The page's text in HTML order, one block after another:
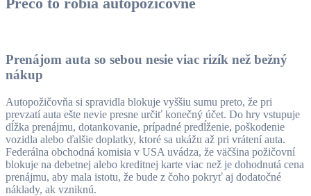
Prenájom auta so sebou nesie viac rizík než bežný
nákup
Autopožičovňa si spravidla blokuje vyššiu sumu preto, že pri
prevzatí auta ešte nevie presne určiť konečný účet. Do hry vstupuje
dĺžka prenájmu, dotankovanie, prípadné predĺženie, poškodenie
vozidla alebo ďalšie doplatky, ktoré sa ukážu až pri vrátení auta.
Federálna obchodná komisia v USA uvádza, že väčšina požičovní
blokuje na debetnej alebo kreditnej karte viac než je dohodnutá cena
prenájmu, aby mala istotu, že bude z čoho pokryť aj dodatočné
náklady, ak vzniknú.